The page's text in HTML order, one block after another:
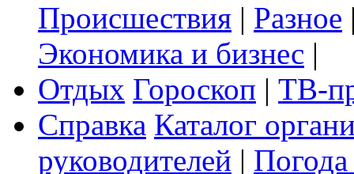
Происшествия | Разное
Экономика и бизнес |
Отдых Гороскоп | ТВ-
Справка Каталог
руководителей |